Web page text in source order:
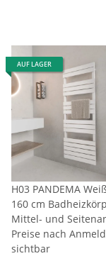
AUF LAGER
H03 PANDEMA
160 cm
Mittel- und
Preise nach
sichtbar